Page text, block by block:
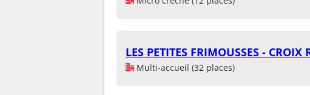
LES PETITES FRIMOUSSES - CROIX
Multi-accueil (32 places)